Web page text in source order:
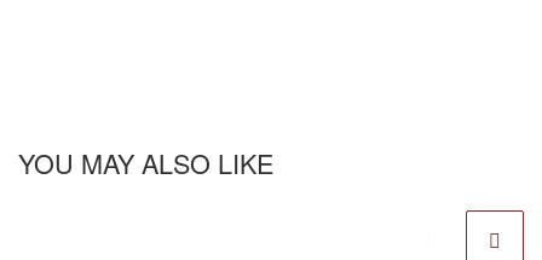
YOU MAY ALSO LIKE